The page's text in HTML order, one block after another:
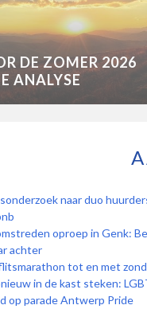
DE ZOMER 2026
ANALYSE
naar duo
oproep in Genk:
achter
tot en met
in de kast steken:
op parade Antwerp Pride